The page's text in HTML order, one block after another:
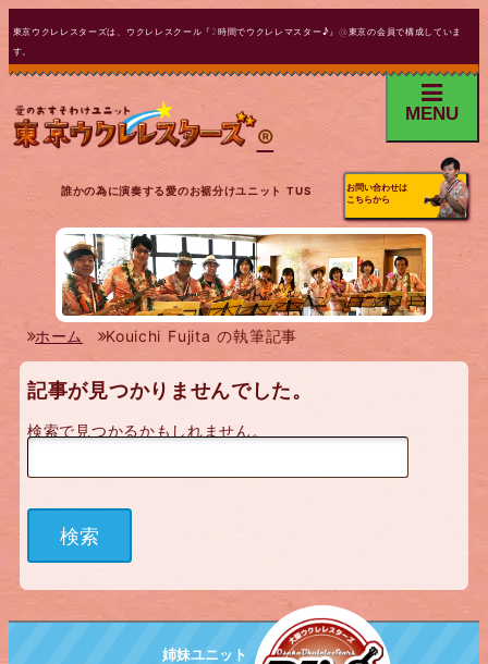
東京ウクレレスターズは、ウクレレスクール『2時間でウクレレマスター♪』@東京の会員で構成していま
す。
®
MENU
誰かの為に演奏する愛のお裾分けユニット TUS
お問い合わせは
こちらから
ホーム Kouichi Fujita の執筆記事
記事が見つかりませんでした。
検索で見つかるかもしれません。
姉妹ユニット